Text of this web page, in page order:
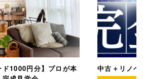
ド1000円分】プロが本
中古＋リノ